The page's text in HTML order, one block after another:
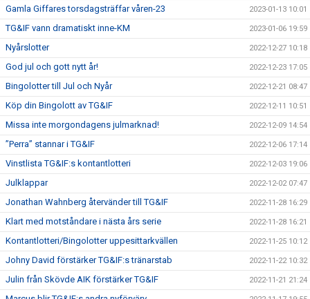
Gamla Giffares torsdagsträffar våren-23 2023-01-13 10:01
TG&IF vann dramatiskt inne-KM 2023-01-06 19:59
Nyårslotter 2022-12-27 10:18
God jul och gott nytt år! 2022-12-23 17:05
Bingolotter till Jul och Nyår 2022-12-21 08:47
Köp din Bingolott av TG&IF 2022-12-11 10:51
Missa inte morgondagens julmarknad! 2022-12-09 14:54
”Perra” stannar i TG&IF 2022-12-06 17:14
Vinstlista TG&IF:s kontantlotteri 2022-12-03 19:06
Julklappar 2022-12-02 07:47
Jonathan Wahnberg återvänder till TG&IF 2022-11-28 16:29
Klart med motståndare i nästa års serie 2022-11-28 16:21
Kontantlotteri/Bingolotter uppesittarkvällen 2022-11-25 10:12
Johny David förstärker TG&IF:s tränarstab 2022-11-22 10:32
Julin från Skövde AIK förstärker TG&IF 2022-11-21 21:24